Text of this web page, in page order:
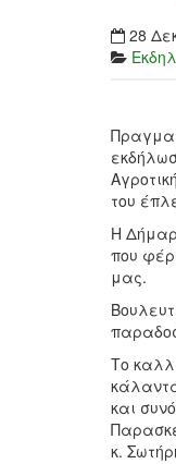
28
του
Η
που
μας.
Το
και
κ.